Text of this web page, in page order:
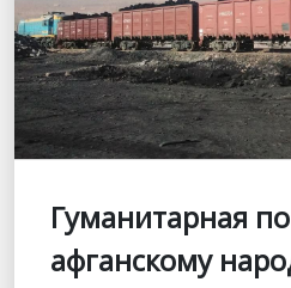
Гуманитарная
афганскому